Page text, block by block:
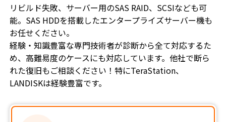
リビルド失敗、サーバー用のSAS RAID、SCSIなども可
能。SAS HDDを搭載したエンタープライズサーバー機も
お任せください。
経験・知識豊富な専門技術者が診断から全て対応するた
め、高難易度のケースにも対応しています。他社で断ら
れた復旧もご相談ください！特にTeraStation、
LANDISKは経験豊富です。